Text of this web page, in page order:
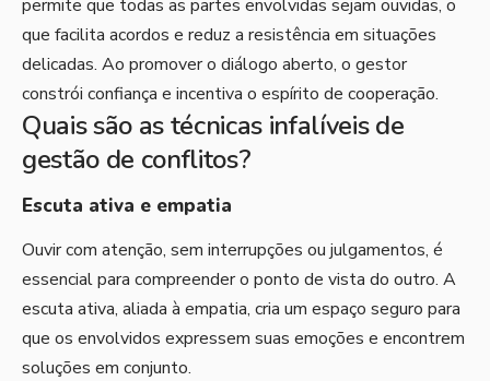
permite que todas as partes envolvidas sejam ouvidas, o
que facilita acordos e reduz a resistência em situações
delicadas. Ao promover o diálogo aberto, o gestor
constrói confiança e incentiva o espírito de cooperação.
Quais são as técnicas infalíveis de
gestão de conflitos?
Escuta ativa e empatia
Ouvir com atenção, sem interrupções ou julgamentos, é
essencial para compreender o ponto de vista do outro. A
escuta ativa, aliada à empatia, cria um espaço seguro para
que os envolvidos expressem suas emoções e encontrem
soluções em conjunto.